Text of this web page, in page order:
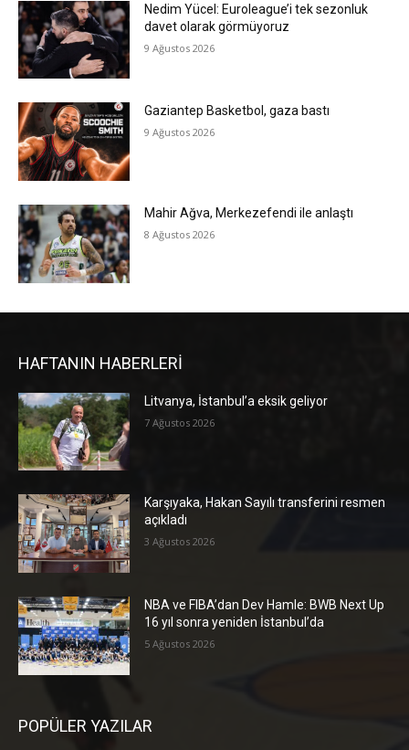
Nedim Yücel: Euroleague’i tek sezonluk
davet olarak görmüyoruz
9 Ağustos 2026
Gaziantep Basketbol, gaza bastı
9 Ağustos 2026
Mahir Ağva, Merkezefendi ile anlaştı
8 Ağustos 2026
HAFTANIN HABERLERİ
Litvanya, İstanbul’a eksik geliyor
7 Ağustos 2026
Karşıyaka, Hakan Sayılı transferini resmen
açıkladı
3 Ağustos 2026
NBA ve FIBA’dan Dev Hamle: BWB Next Up
16 yıl sonra yeniden İstanbul’da
5 Ağustos 2026
POPÜLER YAZILAR